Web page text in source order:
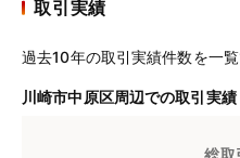
取引実績
過去10年の取引実績件数を一
川崎市中原区周辺での取引実績
総取